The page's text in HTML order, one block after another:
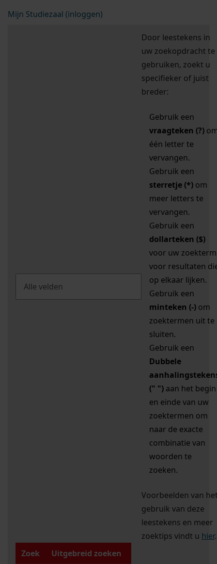
Mijn Studiezaal (inloggen)
Door leestekens in
uw zoekopdracht te
gebruiken, zoekt u
specifieker of juist
breder:
Gebruik een
vraagteken (?)
één letter te
vervangen.
Gebruik een
sterretje (*) om
meer letters te
vervangen.
Gebruik een
dollarteken ($)
voor uw zoekterm
voor resultaten
op elkaar lijken.
Gebruik een
minteken (-) om
zoektermen uit te
sluiten.
Gebruik een
Dubbele
(" ") aan het begin
en einde van uw
zoektermen om
naar de exacte
combinatie van
woorden te
zoeken.
Voorbeelden van
gebruik van deze
leestekens en meer
zoektips vindt u hier.
Zoek
Uitgebreid zoeken